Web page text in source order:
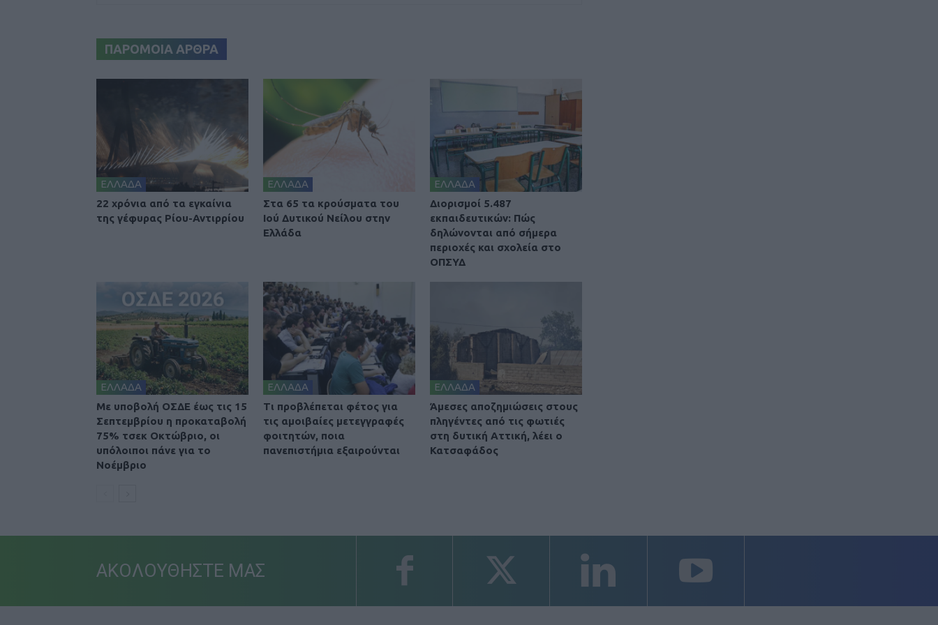
ΠΑΡΟΜΟΙΑ ΑΡΘΡΑ
ΕΛΛΑΔΑ
22 χρόνια από τα εγκαίνια
της γέφυρας Ρίου-Αντιρρίου
ΕΛΛΑΔΑ
Στα 65 τα κρούσματα του
Ιού Δυτικού Νείλου στην
Ελλάδα
ΕΛΛΑΔΑ
Διορισμοί 5.487
εκπαιδευτικών: Πώς
δηλώνονται από σήμερα
περιοχές και σχολεία στο
ΟΠΣΥΔ
ΕΛΛΑΔΑ
Με υποβολή ΟΣΔΕ έως τις 15
Σεπτεμβρίου η προκαταβολή
75% τσεκ Οκτώβριο, οι
υπόλοιποι πάνε για το
Νοέμβριο
ΕΛΛΑΔΑ
Τι προβλέπεται φέτος για
τις αμοιβαίες μετεγγραφές
φοιτητών, ποια
πανεπιστήμια εξαιρούνται
ΕΛΛΑΔΑ
Άμεσες αποζημιώσεις στους
πληγέντες από τις φωτιές
στη δυτική Αττική, λέει ο
Κατσαφάδος
ΑΚΟΛΟΥΘΗΣΤΕ ΜΑΣ